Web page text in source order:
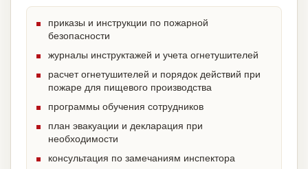
приказы и инструкции по пожарной
безопасности
журналы инструктажей и учета огнетушителей
расчет огнетушителей и порядок действий при
пожаре для пищевого производства
программы обучения сотрудников
план эвакуации и декларация при
необходимости
консультация по замечаниям инспектора